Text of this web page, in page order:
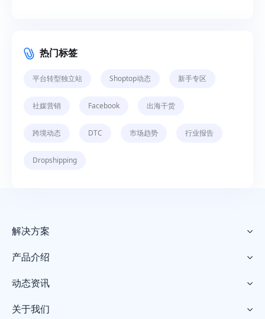
热门标签
平台转型独立站 Shoptop动态 新手专区
社媒营销 Facebook 出海干货
跨境动态 DTC 市场趋势 行业报告
Dropshipping
解决方案 
产品介绍 
动态资讯 
关于我们 